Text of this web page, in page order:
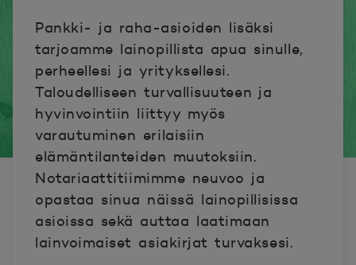
Pankki- ja raha-asioiden lisäksi
tarjoamme lainopillista apua sinulle,
perheellesi ja yrityksellesi.
Taloudelliseen turvallisuuteen ja
hyvinvointiin liittyy myös
varautuminen erilaisiin
elämäntilanteiden muutoksiin.
Notariaattitiimimme neuvoo ja
opastaa sinua näissä lainopillisissa
asioissa sekä auttaa laatimaan
lainvoimaiset asiakirjat turvaksesi.